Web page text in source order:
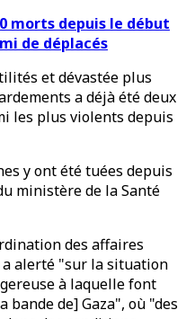
morts depuis le début
de déplacés
et dévastée plus
a déjà été deux
les plus violents depuis
y ont été tuées depuis
ministère de la Santé
des affaires
a alerté "sur la situation
à laquelle font
bande de] Gaza", où "des